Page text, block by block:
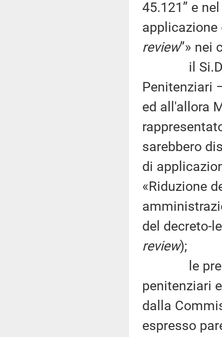
45.121” e
review”» nei
il
Penitenziari
ed all'allora
sarebbero
di
«Riduzione
del decreto-
review);
le
penitenziari
dalla
espresso